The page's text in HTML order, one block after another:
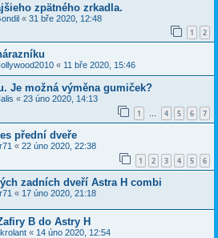
zpätného zrkadla.
« 31 bře 2020, 12:48
1 2
« 11 bře 2020, 15:46
Je možná výměna gumiček?
« 23 úno 2020, 14:13
1 … 4 5 6 7
přední dveře
« 22 úno 2020, 22:38
1 2 3 4 5 6
zadních dveří Astra H combi
« 17 úno 2020, 21:18
B do Astry H
« 14 úno 2020, 12:54